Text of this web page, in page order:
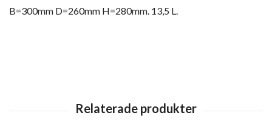
B=300mm D=260mm H=280mm. 13,5 L.